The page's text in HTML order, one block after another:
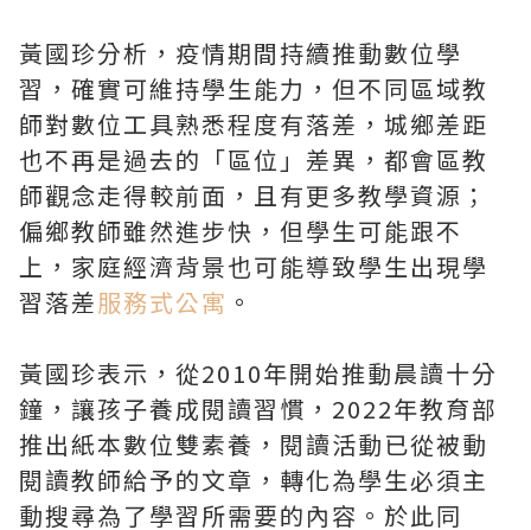
黃國珍分析，疫情期間持續推動數位學
習，確實可維持學生能力，但不同區域教
師對數位工具熟悉程度有落差，城鄉差距
也不再是過去的「區位」差異，都會區教
師觀念走得較前面，且有更多教學資源；
偏鄉教師雖然進步快，但學生可能跟不
上，家庭經濟背景也可能導致學生出現學
習落差服務式公寓 。
黃國珍表示，從2010年開始推動晨讀十分
鐘，讓孩子養成閱讀習慣，2022年教育部
推出紙本數位雙素養，閱讀活動已從被動
閱讀教師給予的文章，轉化為學生必須主
動搜尋為了學習所需要的內容。於此同